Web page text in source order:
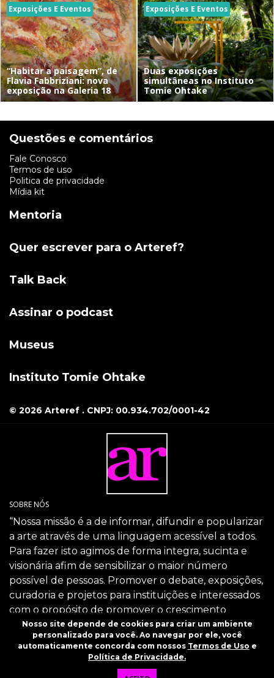
Exposições E Eventos
“Habitar a paisagem”, de
Flavia Fabbriziani: nova
exposição na Galeria 18
Exposições E Eventos
Duas exposições
simultâneas no Instituto
Tomie Ohtake
Questões e comentários
Fale Conosco
Termos de uso
Politica de privacidade
Mídia kit
Mentoria
Quer escrever para o Arteref?
Talk Back
Assinar o podcast
Museus
Instituto Tomie Ohtake
© 2026 Arteref . CNPJ: 00.934.702/0001-42
SOBRE NÓS
“Nossa missão é a de informar, difundir e popularizar
a arte através de uma linguagem acessível a todos.
Para fazer isto agimos de forma integra, sucinta e
visionária afim de sensibilizar o maior número
possível de pessoas. Promover o debate, exposições,
curadoria e projetos para instituições e interessados
com o propósito de promover o crescimento
intelectual da sociedade através da arte.”
SIGA-NOS
Nosso site depende de cookies para criar um ambiente
personalizado para você. Ao navegar por ele, você
automaticamente concorda com nossos Termos de Uso e
Política de Privacidade.